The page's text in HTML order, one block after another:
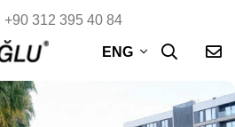
+90 312 395 40 84
ENG